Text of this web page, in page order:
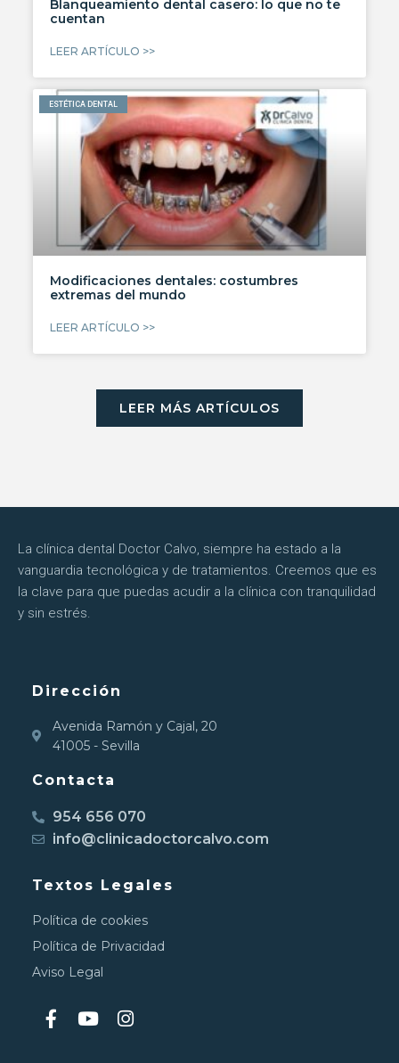
Blanqueamiento dental casero: lo que no te
cuentan
LEER ARTÍCULO >>
ESTÉTICA DENTAL
Modificaciones dentales: costumbres
extremas del mundo
LEER ARTÍCULO >>
LEER MÁS ARTÍCULOS
La clínica dental Doctor Calvo, siempre ha estado a la
vanguardia tecnológica y de tratamientos. Creemos que es
la clave para que puedas acudir a la clínica con tranquilidad
y sin estrés.
Dirección
Avenida Ramón y Cajal, 20
41005 - Sevilla
Contacta
954 656 070
info@clinicadoctorcalvo.com
Textos Legales
Política de cookies
Política de Privacidad
Aviso Legal